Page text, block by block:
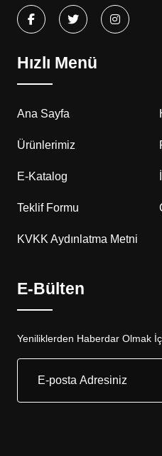
Hızlı Menü
Ana Sayfa
Ürünlerimiz
E-Katalog
Teklif Formu
KVKK Aydınlatma Metni
E-Bülten
Yeniliklerden Haberdar Olmak